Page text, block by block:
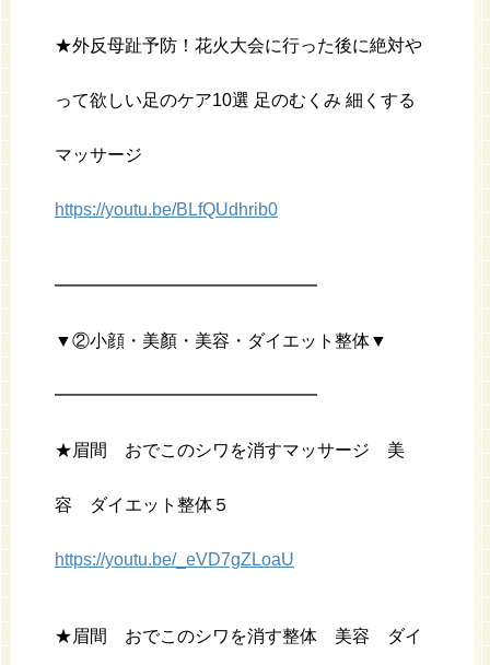
★外反母趾予防！花火大会に行った後に絶対や
って欲しい足のケア10選 足のむくみ 細くする
マッサージ
https://youtu.be/BLfQUdhrib0
━━━━━━━━━━━━━━━
▼②小顔・美顏・美容・ダイエット整体▼
━━━━━━━━━━━━━━━
★眉間 おでこのシワを消すマッサージ 美
容 ダイエット整体５
https://youtu.be/_eVD7gZLoaU
★眉間 おでこのシワを消す整体 美容 ダイ